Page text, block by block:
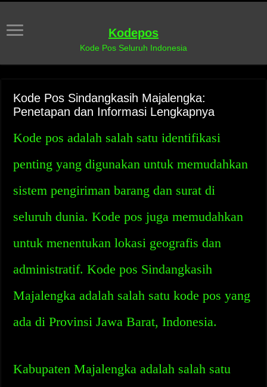
Kodepos
Kode Pos Seluruh Indonesia
Kode Pos Sindangkasih Majalengka:
Penetapan dan Informasi Lengkapnya
Kode pos adalah salah satu identifikasi
penting yang digunakan untuk memudahkan
sistem pengiriman barang dan surat di
seluruh dunia. Kode pos juga memudahkan
untuk menentukan lokasi geografis dan
administratif. Kode pos Sindangkasih
Majalengka adalah salah satu kode pos yang
ada di Provinsi Jawa Barat, Indonesia.
Kabupaten Majalengka adalah salah satu